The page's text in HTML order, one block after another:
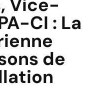
CI : La
de